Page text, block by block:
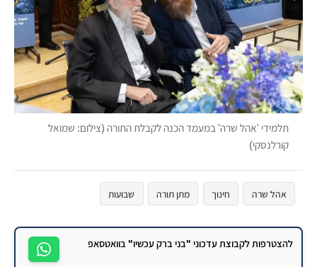
תלמידי 'אהל שרה' במעמד הכנה לקבלת התורה (צילום: שמואל
קורלנסקי)
אהל שרה חינוך מתן תורה שבועות
להצטרפות לקבוצת עדכוני "בני ברק עכשיו" בוואטסאפ